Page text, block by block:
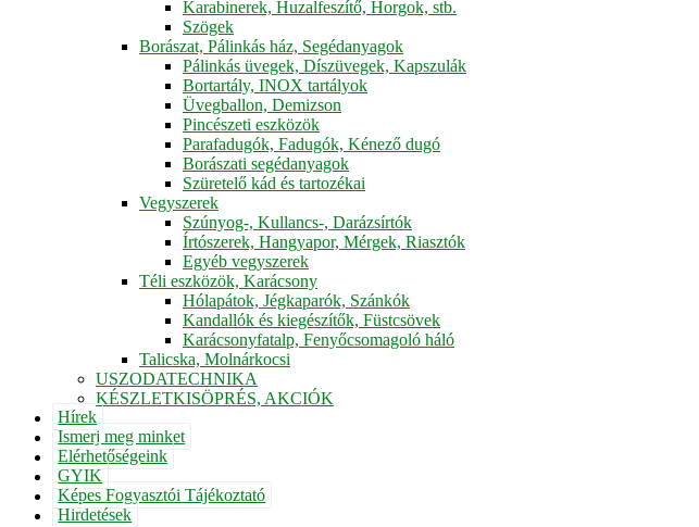
Karabinerek, Huzalfeszítő, Horgok, stb.
Szögek
Borászat, Pálinkás ház, Segédanyagok
Pálinkás üvegek, Díszüvegek, Kapszulák
Bortartály, INOX tartályok
Üvegballon, Demizson
Pincészeti eszközök
Parafadugók, Fadugók, Kénező dugó
Borászati segédanyagok
Szüretelő kád és tartozékai
Vegyszerek
Szúnyog-, Kullancs-, Darázsírtók
Írtószerek, Hangyapor, Mérgek, Riasztók
Egyéb vegyszerek
Téli eszközök, Karácsony
Hólapátok, Jégkaparók, Szánkók
Kandallók és kiegészítők, Füstcsövek
Karácsonyfatalp, Fenyőcsomagoló háló
Talicska, Molnárkocsi
USZODATECHNIKA
KÉSZLETKISÖPRÉS, AKCIÓK
Hírek
Ismerj meg minket
Elérhetőségeink
GYIK
Képes Fogyasztói Tájékoztató
Hirdetések